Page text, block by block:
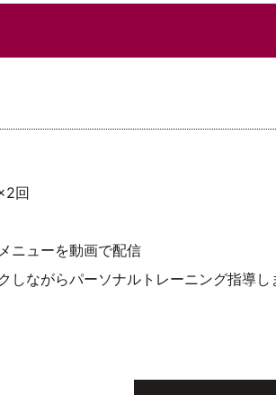
回
ニューを動画で配信
しながらパーソナルトレーニング指導し